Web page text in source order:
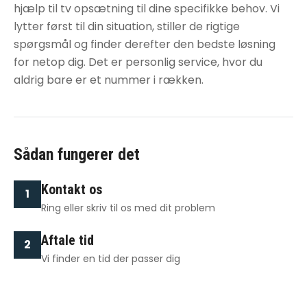
hjælp til tv opsætning til dine specifikke behov. Vi
lytter først til din situation, stiller de rigtige
spørgsmål og finder derefter den bedste løsning
for netop dig. Det er personlig service, hvor du
aldrig bare er et nummer i rækken.
Sådan fungerer det
1 Kontakt os
Ring eller skriv til os med dit problem
2 Aftale tid
Vi finder en tid der passer dig